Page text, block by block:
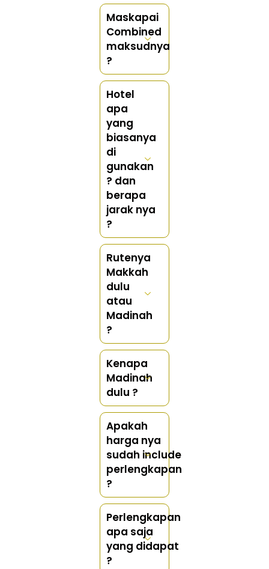
Maskapai
Combined
maksudnya
?
Hotel
apa
yang
biasanya
di
gunakan
? dan
berapa
jarak nya
?
Rutenya
Makkah
dulu
atau
Madinah
?
Kenapa
Madinah
dulu ?
Apakah
harga nya
sudah include
perlengkapan
?
Perlengkapan
apa saja
yang didapat
?